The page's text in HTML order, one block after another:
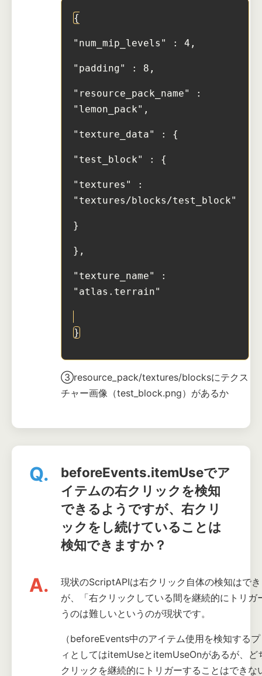
{
"num_mip_levels" : 4,
"padding" : 8,
"resource_pack_name" :
"lemon_pack",
"texture_data" : {
"test_block" : {
"textures" :
"textures/blocks/test_block"
}
},
"texture_name" :
"atlas.terrain"
}
③resource_pack/textures/blocksにテクス
チャー画像（test_block.png）があるか
Q.
beforeEvents.itemUseでア
イテムの右クリックを検知
できるようですが、右クリ
ックをし続けていることは
検知できますか？
A.
現状のScriptAPIは右クリック自体の検知はで
が、「右クリックしている間を継続的にトリガ
うのは難しいというのが現状です。
（beforeEvents中のアイテム使用を検知する
ィとしてはitemUseとitemUseOnがあるが、ど
クリックを継続的にトリガーすることはできな